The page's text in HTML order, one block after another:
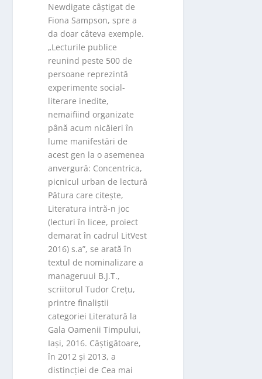
Newdigate câștigat de
Fiona Sampson, spre a
da doar câteva exemple.
„Lecturile publice
reunind peste 500 de
persoane reprezintă
experimente social-
literare inedite,
nemaifiind organizate
până acum nicăieri în
lume manifestări de
acest gen la o asemenea
anvergură: Concentrica,
picnicul urban de lectură
Pătura care citește,
Literatura intră-n joc
(lecturi în licee, proiect
demarat în cadrul LitVest
2016) s.a”, se arată în
textul de nominalizare a
manageruui B.J.T.,
scriitorul Tudor Crețu,
printre finaliștii
categoriei Literatură la
Gala Oamenii Timpului,
Iași, 2016. Câștigătoare,
în 2012 și 2013, a
distincției de Cea mai